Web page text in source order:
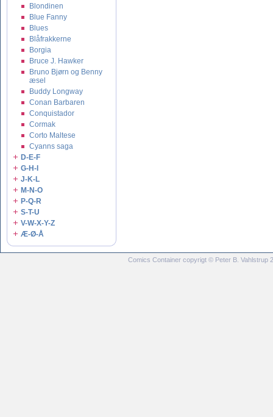
Blondinen
Blue Fanny
Blues
Blåfrakkerne
Borgia
Bruce J. Hawker
Bruno Bjørn og Benny
æsel
Buddy Longway
Conan Barbaren
Conquistador
Cormak
Corto Maltese
Cyanns saga
D-E-F
G-H-I
J-K-L
M-N-O
P-Q-R
S-T-U
V-W-X-Y-Z
Æ-Ø-Å
Comics Container copyrigt © Peter B.